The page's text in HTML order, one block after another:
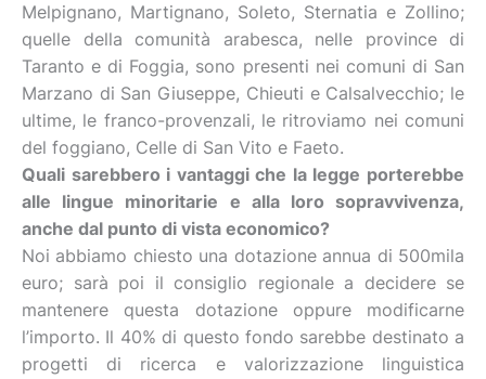
Melpignano, Martignano, Soleto, Sternatia e Zollino;
quelle della comunità arabesca, nelle province di
Taranto e di Foggia, sono presenti nei comuni di San
Marzano di San Giuseppe, Chieuti e Calsalvecchio; le
ultime, le franco-provenzali, le ritroviamo nei comuni
del foggiano, Celle di San Vito e Faeto.
Quali sarebbero i vantaggi che la legge porterebbe
alle lingue minoritarie e alla loro sopravvivenza,
anche dal punto di vista economico?
Noi abbiamo chiesto una dotazione annua di 500mila
euro; sarà poi il consiglio regionale a decidere se
mantenere questa dotazione oppure modificarne
l’importo. Il 40% di questo fondo sarebbe destinato a
progetti di ricerca e valorizzazione linguistica